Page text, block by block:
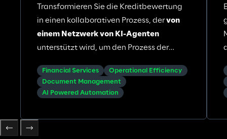
Transformieren Sie die Kreditbewertung
in einen kollaborativen Prozess, dervon
einem Netzwerk von KI-Agenten
unterstützt wird, um den Prozess der
automatisieren—Analyse zu
automatisieren, interne und externe
Financial Services
Operational Efficiency
Document Management
AI Powered Automation